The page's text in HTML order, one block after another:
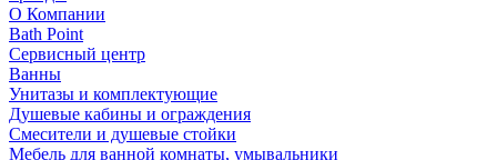
О Компании
Bath Point
Сервисный центр
Ванны
Унитазы и комплектующие
Душевые кабины и ограждения
Смесители и душевые стойки
Мебель для ванной комнаты, умывальники